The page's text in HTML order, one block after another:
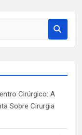
Cirúrgico: A
Sobre Cirurgia